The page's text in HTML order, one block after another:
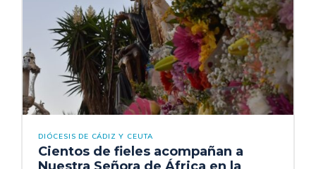
DIÓCESIS DE CÁDIZ Y CEUTA
Cientos de fieles acompañan a